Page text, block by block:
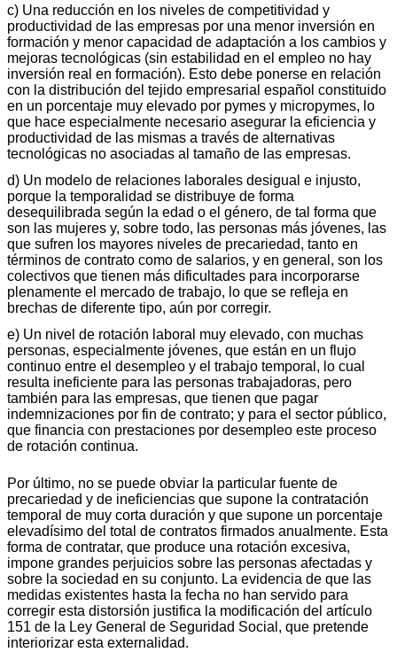
c) Una reducción en los niveles de competitividad y
productividad de las empresas por una menor inversión en
formación y menor capacidad de adaptación a los cambios y
mejoras tecnológicas (sin estabilidad en el empleo no hay
inversión real en formación). Esto debe ponerse en relación
con la distribución del tejido empresarial español constituido
en un porcentaje muy elevado por pymes y micropymes, lo
que hace especialmente necesario asegurar la eficiencia y
productividad de las mismas a través de alternativas
tecnológicas no asociadas al tamaño de las empresas.
d) Un modelo de relaciones laborales desigual e injusto,
porque la temporalidad se distribuye de forma
desequilibrada según la edad o el género, de tal forma que
son las mujeres y, sobre todo, las personas más jóvenes, las
que sufren los mayores niveles de precariedad, tanto en
términos de contrato como de salarios, y en general, son los
colectivos que tienen más dificultades para incorporarse
plenamente el mercado de trabajo, lo que se refleja en
brechas de diferente tipo, aún por corregir.
e) Un nivel de rotación laboral muy elevado, con muchas
personas, especialmente jóvenes, que están en un flujo
continuo entre el desempleo y el trabajo temporal, lo cual
resulta ineficiente para las personas trabajadoras, pero
también para las empresas, que tienen que pagar
indemnizaciones por fin de contrato; y para el sector público,
que financia con prestaciones por desempleo este proceso
de rotación continua.
Por último, no se puede obviar la particular fuente de
precariedad y de ineficiencias que supone la contratación
temporal de muy corta duración y que supone un porcentaje
elevadísimo del total de contratos firmados anualmente. Esta
forma de contratar, que produce una rotación excesiva,
impone grandes perjuicios sobre las personas afectadas y
sobre la sociedad en su conjunto. La evidencia de que las
medidas existentes hasta la fecha no han servido para
corregir esta distorsión justifica la modificación del artículo
151 de la Ley General de Seguridad Social, que pretende
interiorizar esta externalidad.